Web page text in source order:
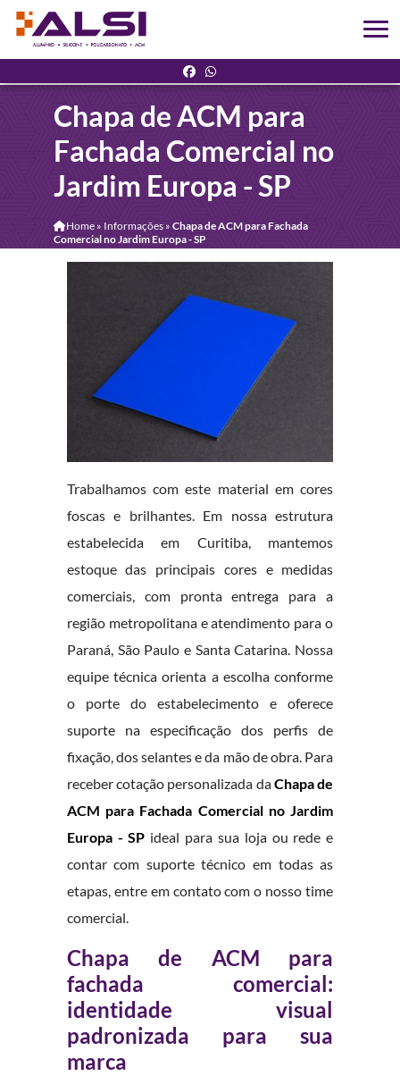
Chapa de ACM para
Fachada Comercial no
Jardim Europa - SP
Home» Informações » Chapa de ACM para Fachada
Comercial no Jardim Europa - SP
Trabalhamos com este material em cores
foscas e brilhantes. Em nossa estrutura
estabelecida em Curitiba, mantemos
estoque das principais cores e medidas
comerciais, com pronta entrega para a
região metropolitana e atendimento para o
Paraná, São Paulo e Santa Catarina. Nossa
equipe técnica orienta a escolha conforme
o porte do estabelecimento e oferece
suporte na especificação dos perfis de
fixação, dos selantes e da mão de obra. Para
receber cotação personalizada daChapa de
ACM para Fachada Comercial no Jardim
Europa - SP ideal para sua loja ou rede e
contar com suporte técnico em todas as
etapas, entre em contato com o nosso time
comercial.
Chapa de ACM para
fachada comercial:
identidade visual
padronizada para sua
marca